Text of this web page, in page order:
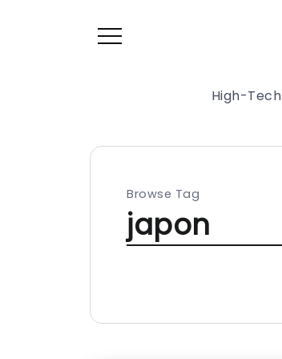
High-Tech
Browse Tag
japon